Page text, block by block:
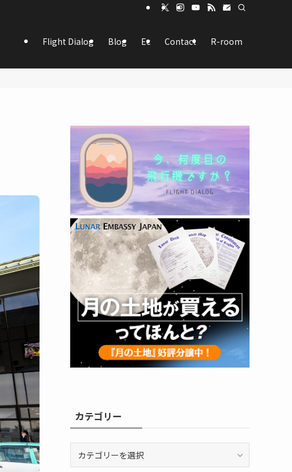
Flight Dialog Blog Ec Contact R-room
カテゴリー